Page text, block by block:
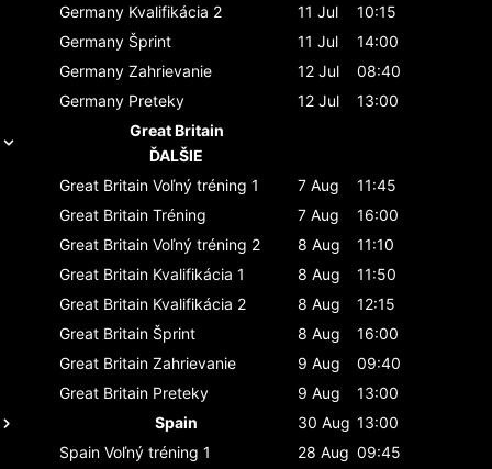
Germany Kvalifikácia 2 11 Jul
10:15
Germany Šprint 11 Jul
14:00
Germany Zahrievanie 12 Jul
08:40
Germany Preteky 12 Jul
13:00
Great Britain
ĎALŠIE
Great Britain Voľný tréning 1 7 Aug
11:45
Great Britain Tréning 7 Aug
16:00
Great Britain Voľný tréning 2 8 Aug
11:10
Great Britain Kvalifikácia 1 8 Aug
11:50
Great Britain Kvalifikácia 2 8 Aug
12:15
Great Britain Šprint 8 Aug
16:00
Great Britain Zahrievanie 9 Aug
09:40
Great Britain Preteky 9 Aug
13:00
Spain
30 Aug 13:00
Spain Voľný tréning 1 28 Aug 09:45